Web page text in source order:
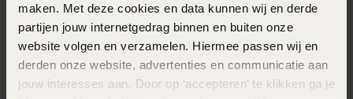
maken. Met deze cookies en data kunnen wij en derde
partijen jouw internetgedrag binnen en buiten onze
website volgen en verzamelen. Hiermee passen wij en
derden onze website, advertenties en communicatie aan
jouw interesses aan. Door op ‘accepteren’ te klikken ga je
Over Lucardi
Klantendienst